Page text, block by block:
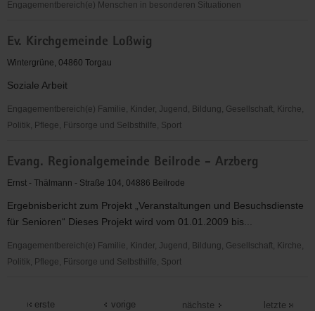
Sachsen-
e.V.
Torgau
Engagementbereich(e) Menschen in besonderen Situationen
Land-
Tafel
V.
Ev. Kirchgemeinde Loßwig
Wintergrüne, 04860 Torgau
Soziale Arbeit
Engagementbereich(e) Familie, Kinder, Jugend, Bildung, Gesellschaft, Kirche,
Politik, Pflege, Fürsorge und Selbsthilfe, Sport
Kirchgemeinde
Loßwig
Evang. Regionalgemeinde Beilrode - Arzberg
Ernst - Thälmann - Straße 104, 04886 Beilrode
Ergebnisbericht zum Projekt „Veranstaltungen und Besuchsdienste
für Senioren“ Dieses Projekt wird vom 01.01.2009 bis...
Engagementbereich(e) Familie, Kinder, Jugend, Bildung, Gesellschaft, Kirche,
Politik, Pflege, Fürsorge und Selbsthilfe, Sport
Regionalgemeinde
erste
vorige
nächste letzte